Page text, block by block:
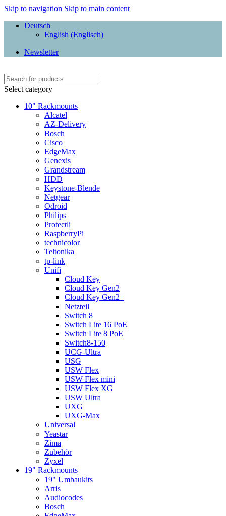
Skip to navigation Skip to main content
Deutsch
English (Englisch)
Newsletter
Select category
10" Rackmounts
Alcatel
AZ-Delivery
Bosch
Cisco
EdgeMax
Genexis
Grandstream
HDD
Keystone-Blende
Netgear
Odroid
Philips
Protectli
RaspberryPi
technicolor
Teltonika
tp-link
Unifi
Cloud Key
Cloud Key Gen2
Cloud Key Gen2+
Netzteil
Switch 8
Switch Lite 16 PoE
Switch Lite 8 PoE
Switch8-150
UCG-Ultra
USG
USW Flex
USW Flex mini
USW Flex XG
USW Ultra
UXG
UXG-Max
Universal
Yeastar
Zima
Zubehör
Zyxel
19" Rackmounts
19" Umbaukits
Arris
Audiocodes
Bosch